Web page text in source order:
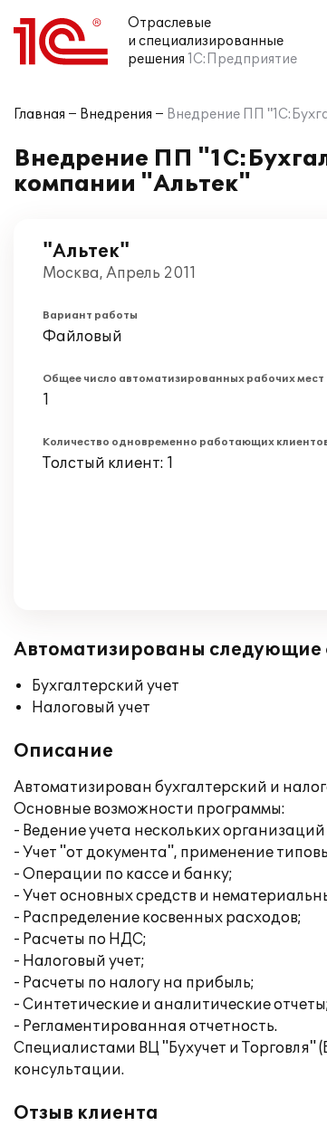
Отраслевые
и специализированные
решения 1С:Предприятие
Главная Внедрения Внедрение ПП
Внедрение ПП
компании "Альтек"
"Альтек"
Москва, Апрель 2011
Вариант работы
Файловый
Общее число автоматизированных рабочих мест
1
Количество одновременно работающих
Толстый клиент: 1
Автоматизированы следующие
Бухгалтерский учет
Налоговый учет
Описание
Автоматизирован бухгалтерский и
Основные возможности программы:
- Ведение учета нескольких
- Учет "от документа", применение
- Операции по кассе и банку;
- Учет основных средств и
- Распределение косвенных расходов;
- Расчеты по НДС;
- Налоговый учет;
- Расчеты по налогу на прибыль;
- Синтетические и аналитические
- Регламентированная отчетность.
Специалистами ВЦ "Бухучет и Торговля"
консультации.
Отзыв клиента